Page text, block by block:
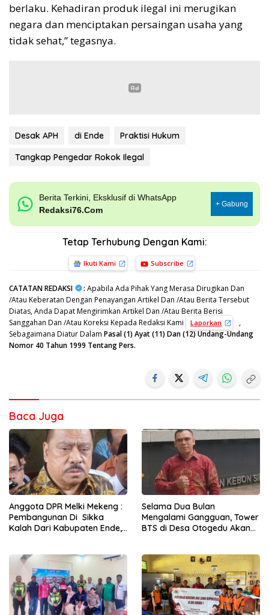
berlaku. Kehadiran produk ilegal ini merugikan
negara dan menciptakan persaingan usaha yang
tidak sehat,” tegasnya.
Desak APH di Ende
Praktisi Hukum
Tangkap Pengedar Rokok Ilegal
Berita Terkini, Eksklusif di WhatsApp
Redaksi76.Com
+ Gabung
Tetap Terhubung Dengan Kami:
Ikuti Kami Subscribe
CATATAN REDAKSI : Apabila Ada Pihak Yang Merasa Dirugikan Dan
/Atau Keberatan Dengan Penayangan Artikel Dan /Atau Berita Tersebut
Diatas, Anda Dapat Mengirimkan Artikel Dan /Atau Berita Berisi
Sanggahan Dan /Atau Koreksi Kepada Redaksi Kami
Laporkan
,
Sebagaimana Diatur Dalam Pasal (1) Ayat (11) Dan (12) Undang-Undang
Nomor 40 Tahun 1999 Tentang Pers.
Baca Juga
Anggota DPR Melki Mekeng :
Pembangunan Di Sikka
Kalah Dari Kabupaten Ende,
Selama Dua Bulan
Mengalami Gangguan, Tower
BTS di Desa Otogedu Akan